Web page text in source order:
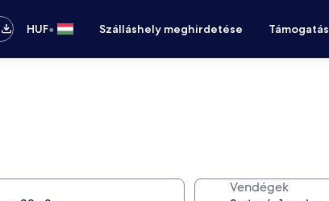
HUF• Szálláshely meghirdetése Támogatás
Vendégek